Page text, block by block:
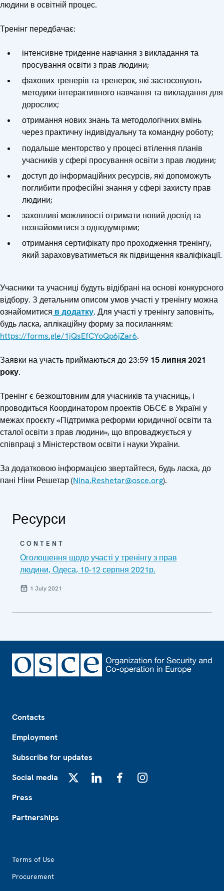
людини в освітній процес.
Тренінг передбачає:
інтенсивне триденне навчання з викладання та
просування освіти з прав людини;
фахових тренерів та тренерок, які застосовують
методики інтерактивного навчання та викладання для
дорослих;
отримання нових знань та методологічних вмінь
через практичну індивідуальну та командну роботу;
подальше менторство у процесі втілення планів
учасників у сфері просування освіти з прав людини;
доступ до інформаційних ресурсів, які допоможуть
поглибити професійні знання у сфері захисту прав
людини;
захопливі можливості отримати новий досвід та
познайомитися з однодумцями;
отримання сертифікату про проходження тренінгу,
який зараховуватиметься як підвищення кваліфікації.
Учасники та учасниці будуть відібрані на основі конкурсного
відбору. З детальним описом умов участі у тренінгу можна
ознайомитися в додатку. Для участі у тренінгу заповніть,
будь ласка, аплікаційну форму за посиланням:
https://forms.gle/1jQsEfCYoQp6jZar6.
Заявки на участь приймаються до 23:59 15 липня 2021
року.
Тренінг є безкоштовним для учасників та учасниць, і
проводиться Координатором проектів ОБСЄ в Україні у
межах проєкту «Підтримка реформи юридичної освіти та
сталої освіти з прав людини», що впроваджується у
співпраці з Міністерством освіти і науки України.
За додатковою інформацією звертайтеся, будь ласка, до
пані Ніни Решетар (Nina.Reshetar@osce.org).
Ресурси
CONTENT
Оголошення щодо участі у тренінгу з прав
людини, Одеса, 10-12 серпня 2021р.
1 July 2021
Contacts
Employment
Subscribe for updates
Social media
Press
Partnerships
Terms of Use
Procurement